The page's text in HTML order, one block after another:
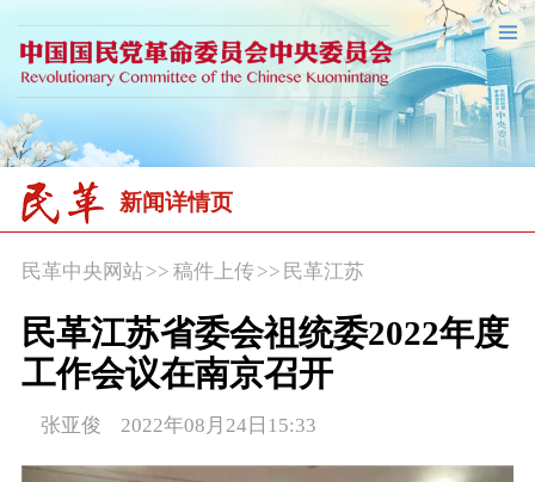
新闻详情页
民革中央网站>> 稿件上传 >> 民革江苏
民革江苏省委会祖统委2022年度
工作会议在南京召开
张亚俊 2022年08月24日15:33